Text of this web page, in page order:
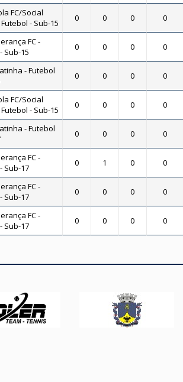
FC/Social
- Sub-15
0 0 0 0
FC -
Sub-15
0 0 0 0
- Futebol
0 0 0 0
FC/Social
- Sub-15
0 0 0 0
- Futebol
0 0 0 0
FC -
Sub-17
0 1 0 0
FC -
Sub-17
0 0 0 0
FC -
Sub-17
0 0 0 0